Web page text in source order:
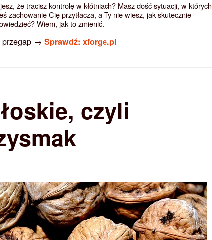
że tracisz kontrolę w kłótniach? Masz dość sytuacji, w których
zachowanie Cię przytłacza, a Ty nie wiesz, jak skutecznie
Wiem, jak to zmienić.
przegap → Sprawdź: xforge.pl
czyli